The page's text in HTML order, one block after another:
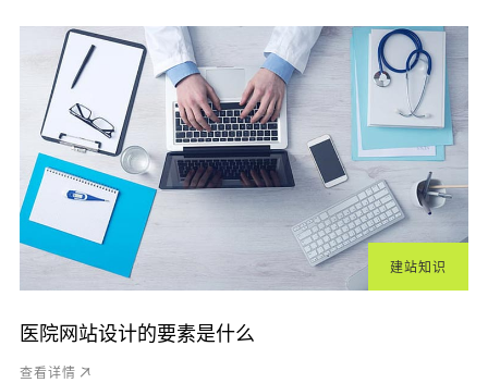
建站知识
医院网站设计的要素是什么
查看详情